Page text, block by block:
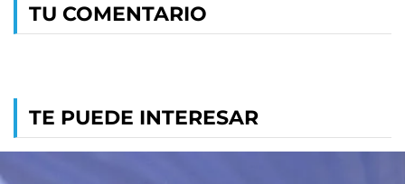
TU COMENTARIO
TE PUEDE INTERESAR